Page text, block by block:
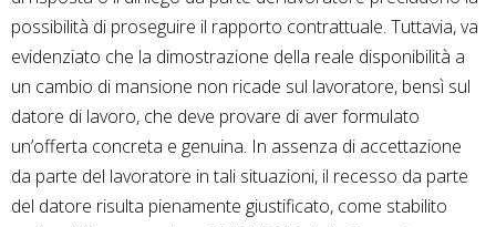
possibilità di proseguire il rapporto contrattuale. Tuttavia, va
evidenziato che la dimostrazione della reale disponibilità a
un cambio di mansione non ricade sul lavoratore, bensì sul
datore di lavoro, che deve provare di aver formulato
un’offerta concreta e genuina. In assenza di accettazione
da parte del lavoratore in tali situazioni, il recesso da parte
del datore risulta pienamente giustificato, come stabilito